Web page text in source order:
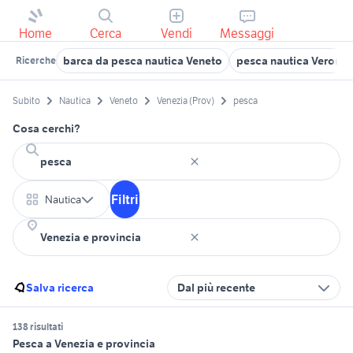
Home Cerca Vendi Messaggi
Ricerche barca da pesca nautica Veneto pesca nautica Verona
Subito Nautica Veneto Venezia (Prov) pesca
Cosa cerchi?
Nautica Filtri
Salva ricerca Dal più recente
138 risultati
Pesca a Venezia e provincia